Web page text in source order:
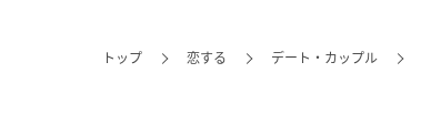
トップ 恋する デート・カップル